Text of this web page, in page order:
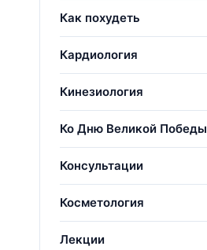
Как похудеть
Кардиология
Кинезиология
Ко Дню Великой Победы
Консультации
Косметология
Лекции